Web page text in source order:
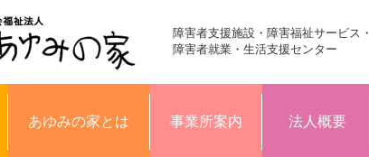
障害者支援施設・障害福祉サービス・
障害者就業・生活支援センター
あゆみの家とは 事業所案内 法人概要